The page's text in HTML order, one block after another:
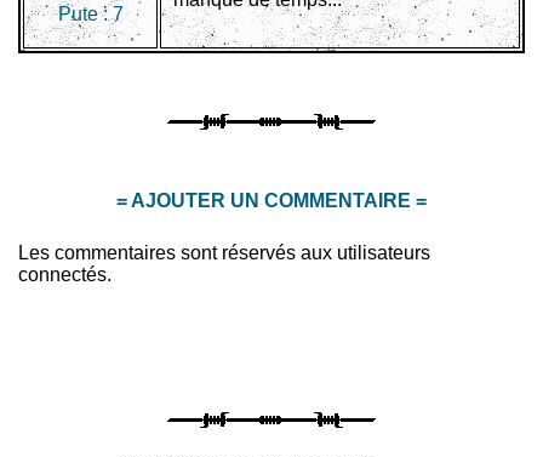
Pute :7
= AJOUTER UN COMMENTAIRE =
Les commentaires sont réservés aux utilisateurs
connectés.